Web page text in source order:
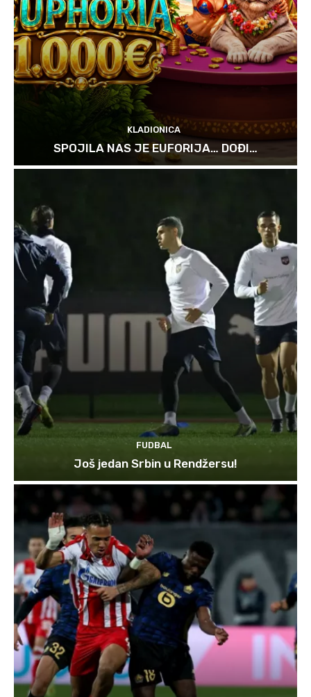
KLADIONICA
SPOJILA NAS JE EUFORIJA… DOĐI…
FUDBAL
Još jedan Srbin u Rendžersu!